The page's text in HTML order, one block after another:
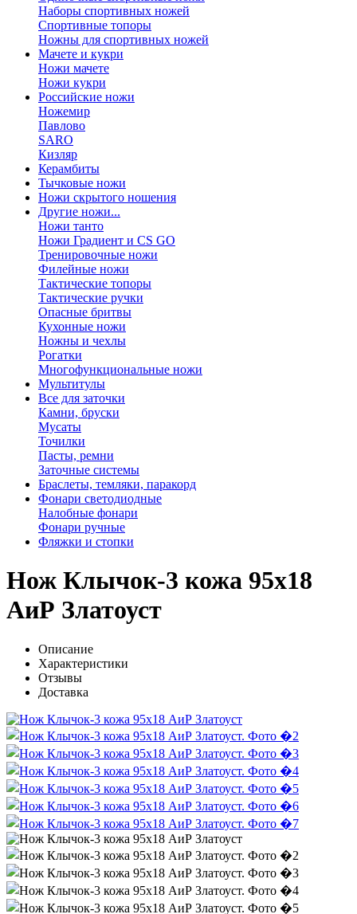
Наборы спортивных ножей
Спортивные топоры
Ножны для спортивных ножей
Мачете и кукри
Ножи мачете
Ножи кукри
Российские ножи
Ножемир
Павлово
SARO
Кизляр
Керамбиты
Тычковые ножи
Ножи скрытого ношения
Другие ножи...
Ножи танто
Ножи Градиент и CS GO
Тренировочные ножи
Филейные ножи
Тактические топоры
Тактические ручки
Опасные бритвы
Кухонные ножи
Ножны и чехлы
Рогатки
Многофункциональные ножи
Мультитулы
Все для заточки
Камни, бруски
Мусаты
Точилки
Пасты, ремни
Заточные системы
Браслеты, темляки, паракорд
Фонари светодиодные
Налобные фонари
Фонари ручные
Фляжки и стопки
Нож Клычок-3 кожа 95х18
АиР Златоуст
Описание
Характеристики
Отзывы
Доставка